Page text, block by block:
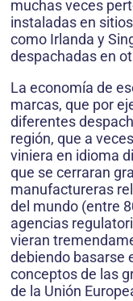
muchas veces
instaladas en
como Irlanda y
despachadas en
La economía de
marcas, que por
diferentes
región, que a
viniera en idioma
que se cerraran
manufactureras
del mundo (entre
agencias
vieran
debiendo basarse
conceptos de las
de la Unión